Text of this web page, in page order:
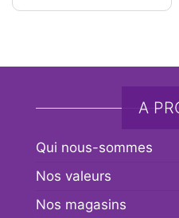
A
Qui nous-sommes
Nos valeurs
Nos magasins